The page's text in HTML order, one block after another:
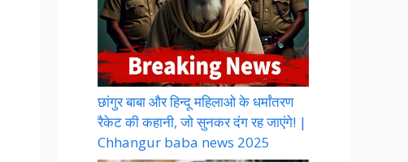
छांगुर बाबा और हिन्दू महिलाओ के धर्मांतरण
रैकेट की कहानी, जो सुनकर दंग रह जाएंगे! |
Chhangur baba news 2025